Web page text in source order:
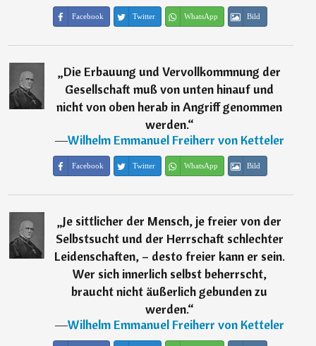
Facebook Twitter WhatsApp Bild
„Die Erbauung und Vervollkommnung der
Gesellschaft muß von unten hinauf und
nicht von oben herab in Angriff genommen
werden.“
―Wilhelm Emmanuel Freiherr von Ketteler
Facebook Twitter WhatsApp Bild
„Je sittlicher der Mensch, je freier von der
Selbstsucht und der Herrschaft schlechter
Leidenschaften, – desto freier kann er sein.
Wer sich innerlich selbst beherrscht,
braucht nicht äußerlich gebunden zu
werden.“
―Wilhelm Emmanuel Freiherr von Ketteler